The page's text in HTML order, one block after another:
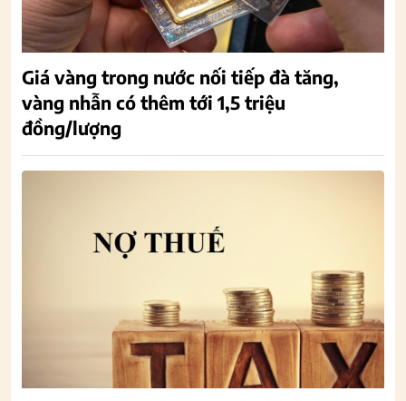
Giá vàng trong nước nối tiếp đà tăng,
vàng nhẫn có thêm tới 1,5 triệu
đồng/lượng